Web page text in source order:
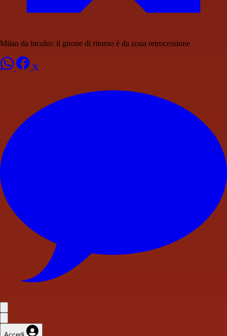
Milan da incubo: il girone di ritorno è da zona retrocessione